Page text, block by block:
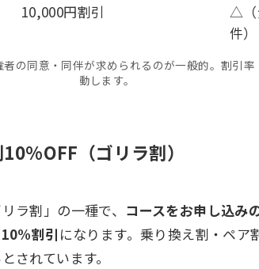
10,000円割引
△（
件）
の同意・同伴が求められるのが一般的。割引
動します。
（ゴリラ割）
ラ割」の一種で、 コースをお申し込み
割引 になります。乗り換え割・ペア
されています。